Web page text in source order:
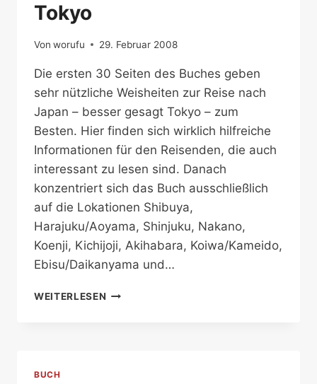
Tokyo
Von worufu 29. Februar 2008
Die ersten 30 Seiten des Buches geben
sehr nützliche Weisheiten zur Reise nach
Japan – besser gesagt Tokyo – zum
Besten. Hier finden sich wirklich hilfreiche
Informationen für den Reisenden, die auch
interessant zu lesen sind. Danach
konzentriert sich das Buch ausschließlich
auf die Lokationen Shibuya,
Harajuku/Aoyama, Shinjuku, Nakano,
Koenji, Kichijoji, Akihabara, Koiwa/Kameido,
Ebisu/Daikanyama und…
WEITERLESEN TOKYO
BUCH